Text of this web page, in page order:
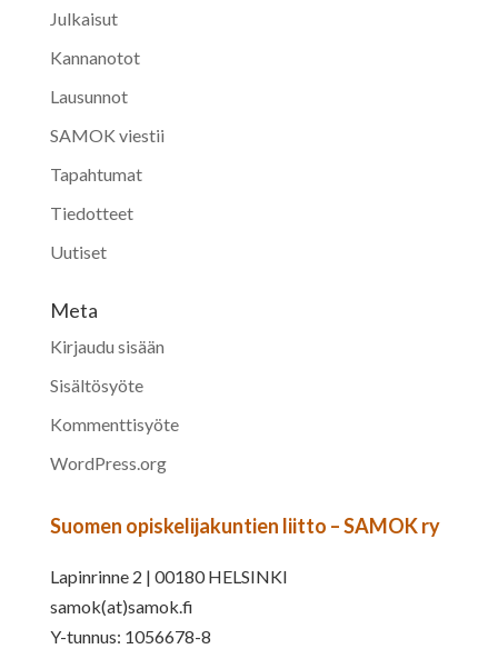
Julkaisut
Kannanotot
Lausunnot
SAMOK viestii
Tapahtumat
Tiedotteet
Uutiset
Meta
Kirjaudu sisään
Sisältösyöte
Kommenttisyöte
WordPress.org
Suomen opiskelijakuntien liitto – SAMOK ry
Lapinrinne 2 | 00180 HELSINKI
samok(at)samok.fi
Y-tunnus: 1056678-8